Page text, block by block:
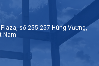
số 255-257 Hùng Vương,
Nam